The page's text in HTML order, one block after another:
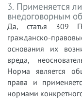
3. Применяется
внедоговорным
Да, статья 309
гражданско-
основания их
вреда,
Норма является
права и
нормами